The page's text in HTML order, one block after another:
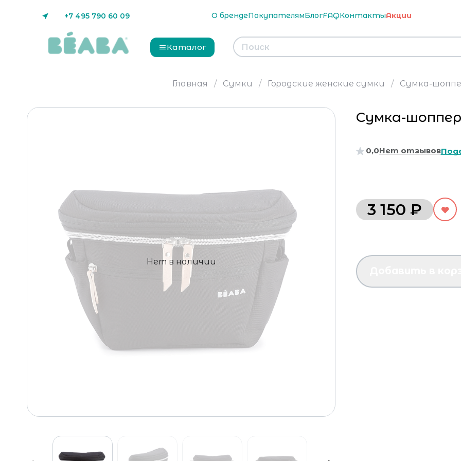
+7 495 790 60 09 О брендеПокупателямБлогFAQКонтактыАкции
Каталог
Главная Сумки Городские женские сумки Сумка-
Нет в наличии
Сумка-шоппер
0,0Нет отзывов
3 150 ₽